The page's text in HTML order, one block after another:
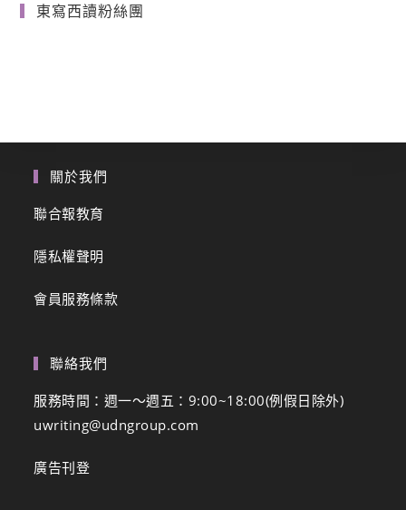
東寫西讀粉絲團
關於我們
聯合報教育
隱私權聲明
會員服務條款
聯絡我們
服務時間：週一～週五：9:00~18:00(例假日除外)
uwriting@udngroup.com
廣告刊登